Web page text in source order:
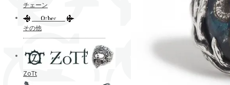
チェーン
その他
ZoTt